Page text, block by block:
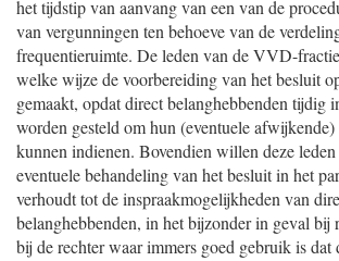
het tijdstip van aanvang van een van de
van vergunningen ten behoeve van de
frequentieruimte. De leden van de VVD-
welke wijze de voorbereiding van het besluit
gemaakt, opdat direct belanghebbenden tijdig
worden gesteld om hun (eventuele
kunnen indienen. Bovendien willen deze
eventuele behandeling van het besluit in het
verhoudt tot de inspraakmogelijkheden van
belanghebbenden, in het bijzonder in geval bij
bij de rechter waar immers goed gebruik is dat